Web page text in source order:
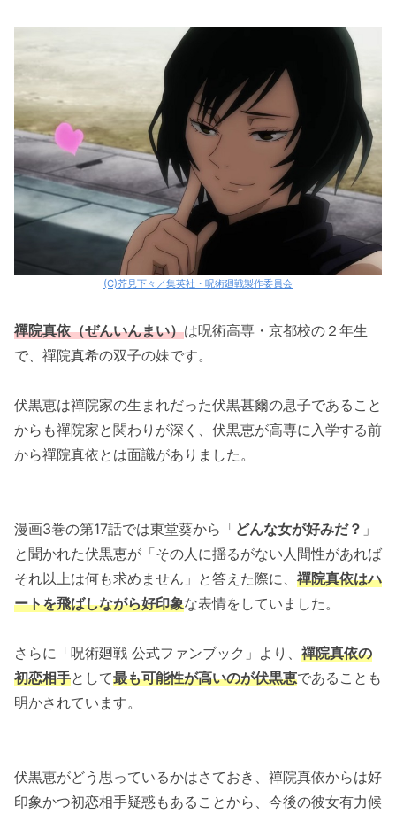
(C)芥見下々／集英社・呪術廻戦製作委員会
禪院真依（ぜんいんまい）は呪術高専・京都校の２年生
で、禪院真希の双子の妹です。
伏黒恵は禪院家の生まれだった伏黒甚爾の息子であること
からも禪院家と関わりが深く、伏黒恵が高専に入学する前
から禪院真依とは面識がありました。
漫画3巻の第17話では東堂葵から「どんな女が好みだ？ 」
と聞かれた伏黒恵が「その人に揺るがない人間性があれば
それ以上は何も求めません」と答えた際に、 禪院真依はハ
ートを飛ばしながら好印象な表情をしていました。
さらに「呪術廻戦 公式ファンブック」より、 禪院真依の
初恋相手として最も可能性が高いのが伏黒恵であることも
明かされています。
伏黒恵がどう思っているかはさておき、禪院真依からは好
印象かつ初恋相手疑惑もあることから、今後の彼女有力候